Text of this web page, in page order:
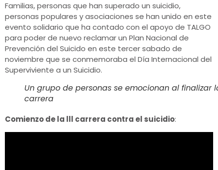
Familias, personas que han superado un suicidio,
personas populares y asociaciones se han unido en este
evento solidario que ha contado con el apoyo de TALGO
para poder de nuevo reclamar un Plan Nacional de
Prevención del Suicido en este tercer sabado de
noviembre que se conmemoraba el Día Internacional del
Superviviente a un Suicidio.
Un grupo de personas se emocionan al finalizar
carrera
Comienzo de la lll carrera contra el suicidio: